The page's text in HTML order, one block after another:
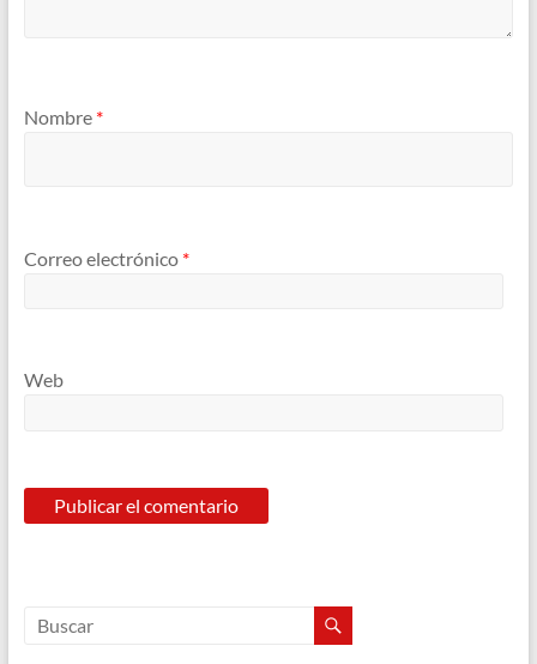
Nombre *
Correo electrónico *
Web